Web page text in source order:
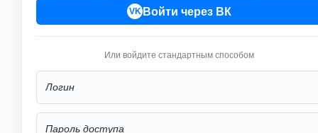
VK Войти через ВК
Или войдите стандартным способом